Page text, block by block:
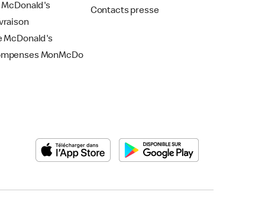
McDonald's
McDonald's
MonMcDo
Contacts presse